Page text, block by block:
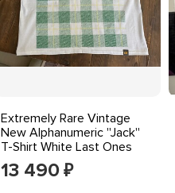
Extremely Rare Vintage
New Alphanumeric ''Jack''
T-Shirt White Last Ones
13 490 ₽